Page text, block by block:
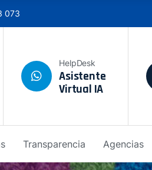
073
HelpDesk
Asistente
Virtual IA
Transparencia Agencias